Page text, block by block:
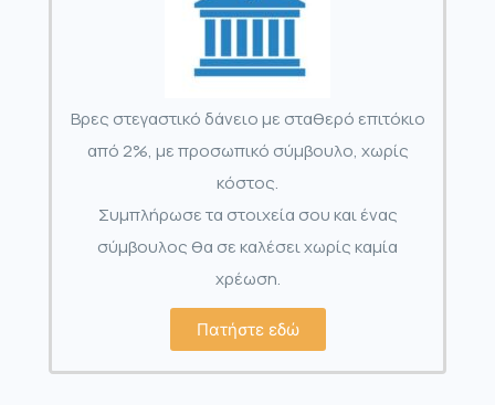
Βρες στεγαστικό δάνειο με σταθερό επιτόκιο
από 2%, με προσωπικό σύμβουλο, χωρίς
κόστος.
Συμπλήρωσε τα στοιχεία σου και ένας
σύμβουλος θα σε καλέσει χωρίς καμία
χρέωση.
Πατήστε εδώ